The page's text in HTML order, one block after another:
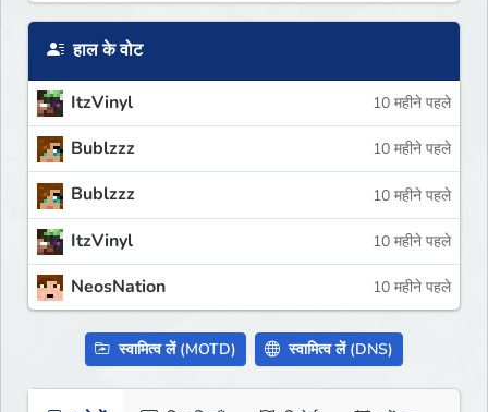
हाल के वोट
ItzVinyl 10 महीने पहले
Bublzzz 10 महीने पहले
Bublzzz 10 महीने पहले
ItzVinyl 10 महीने पहले
NeosNation 10 महीने पहले
स्वामित्व लें (MOTD) स्वामित्व लें (DNS)